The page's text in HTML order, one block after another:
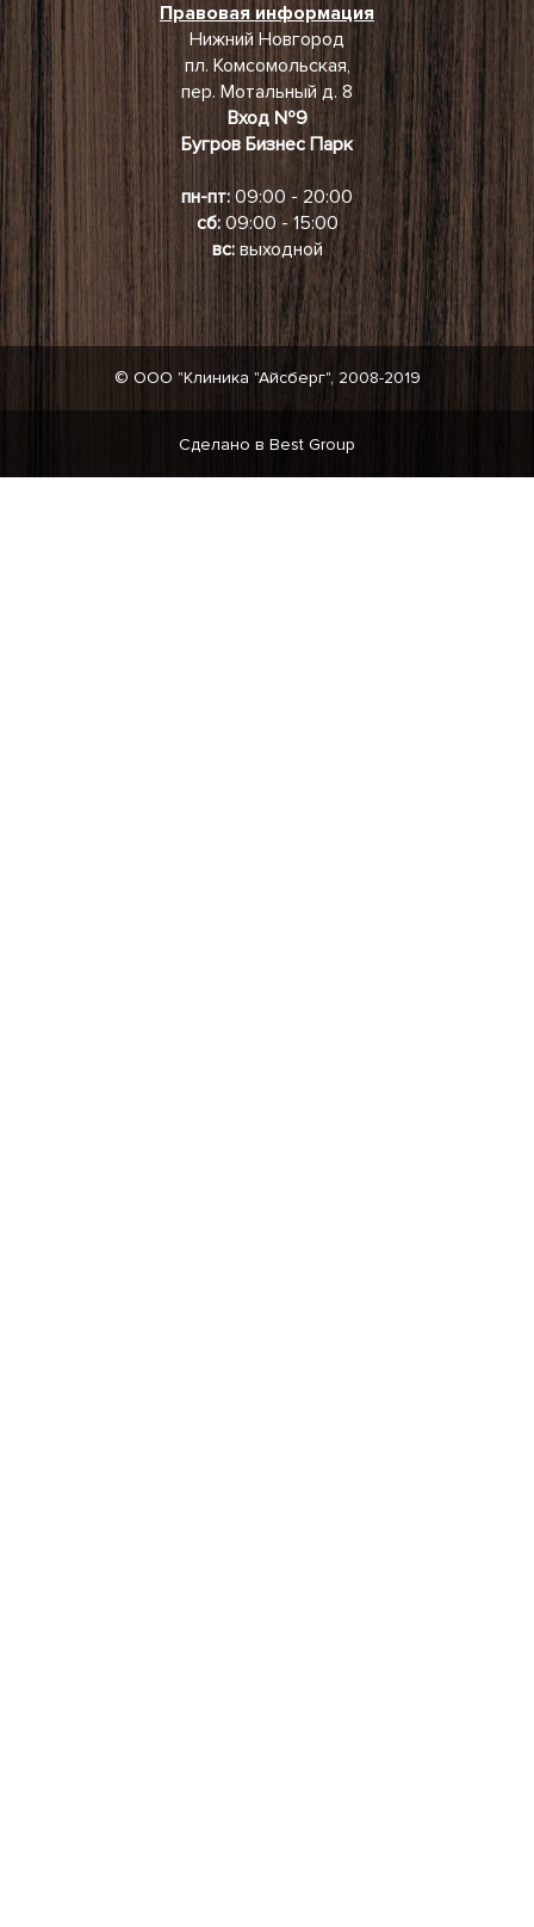
Правовая информация
Нижний Новгород
пл. Комсомольская,
пер. Мотальный д. 8
Вход №9
Бугров Бизнес Парк
пн-пт: 09:00 - 20:00
сб:09:00 - 15:00
вс:выходной
© ООО "Клиника "Айсберг", 2008-2019
Сделано в Best Group